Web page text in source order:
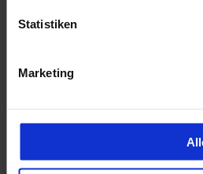
Statistiken
Marketing
Kilometer Anzahl
Getriebeart
opel-de018400